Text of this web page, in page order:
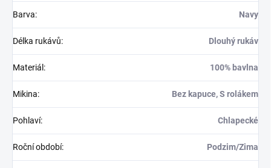
Barva: Navy
Délka rukávů: Dlouhý rukáv
Materiál : 100% bavlna
Mikina: Bez kapuce, S rolákem
Pohlaví: Chlapecké
Roční období: Podzim/Zima